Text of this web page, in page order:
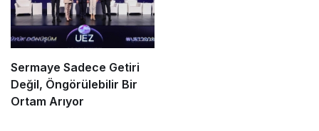
Sermaye Sadece Getiri
Değil, Öngörülebilir Bir
Ortam Arıyor